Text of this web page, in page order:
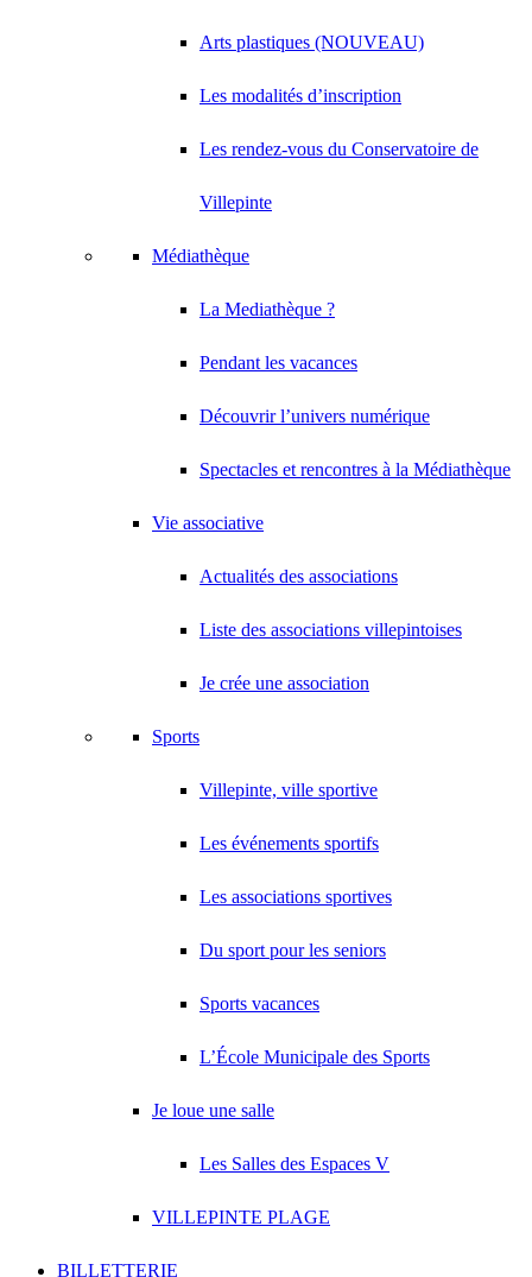
Arts plastiques (NOUVEAU)
Les modalités d’inscription
Les rendez-vous du Conservatoire de
Villepinte
Médiathèque
La Mediathèque ?
Pendant les vacances
Découvrir l’univers numérique
Spectacles et rencontres à la Médiathèque
Vie associative
Actualités des associations
Liste des associations villepintoises
Je crée une association
Sports
Villepinte, ville sportive
Les événements sportifs
Les associations sportives
Du sport pour les seniors
Sports vacances
L’École Municipale des Sports
Je loue une salle
Les Salles des Espaces V
VILLEPINTE PLAGE
BILLETTERIE